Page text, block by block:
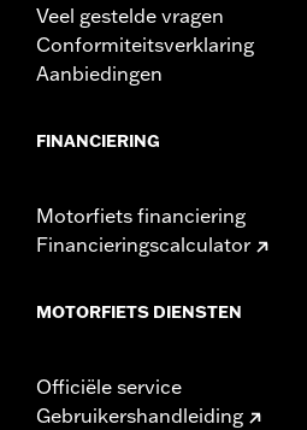
Veel gestelde vragen
Conformiteitsverklaring
Aanbiedingen
FINANCIERING
Motorfiets financiering
Financieringscalculator
MOTORFIETS DIENSTEN
Officiële service
Gebruikershandleiding